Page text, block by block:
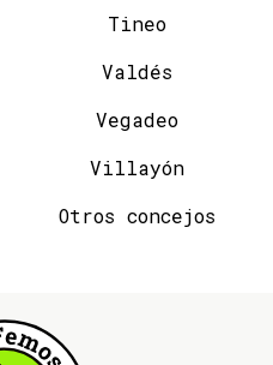
Tineo
Valdés
Vegadeo
Villayón
Otros concejos